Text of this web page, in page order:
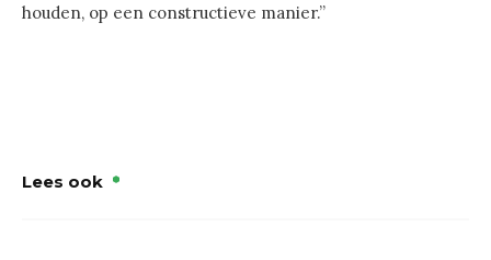
houden, op een constructieve manier.”
Lees ook